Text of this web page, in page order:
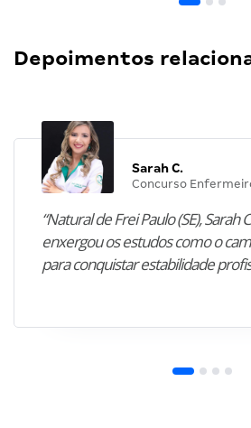
Depoimentos
Sarah C.
Concurso
“Natural de Frei Paulo (SE), Sarah
enxergou os estudos como o
para conquistar estabilidade